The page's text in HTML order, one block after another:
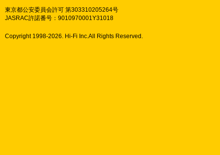
東京都公安委員会許可 第303310205264号
JASRAC許諾番号：9010970001Y31018
Copyright 1998-2026. Hi-Fi Inc.All Rights Reserved.